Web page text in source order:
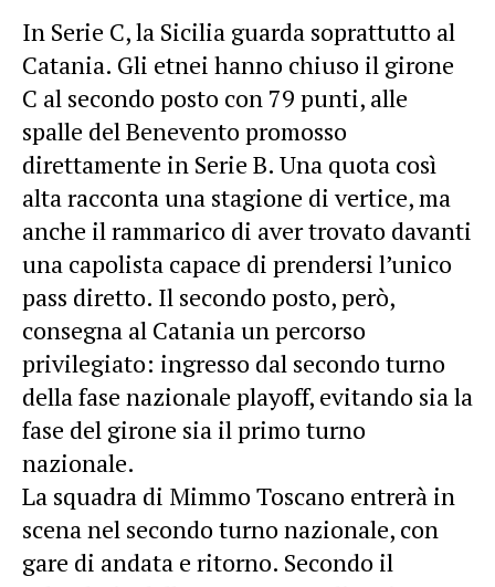
In Serie C, la Sicilia guarda soprattutto al
Catania. Gli etnei hanno chiuso il girone
C al secondo posto con 79 punti, alle
spalle del Benevento promosso
direttamente in Serie B. Una quota così
alta racconta una stagione di vertice, ma
anche il rammarico di aver trovato davanti
una capolista capace di prendersi l’unico
pass diretto. Il secondo posto, però,
consegna al Catania un percorso
privilegiato: ingresso dal secondo turno
della fase nazionale playoff, evitando sia la
fase del girone sia il primo turno
nazionale.
La squadra di Mimmo Toscano entrerà in
scena nel secondo turno nazionale, con
gare di andata e ritorno. Secondo il